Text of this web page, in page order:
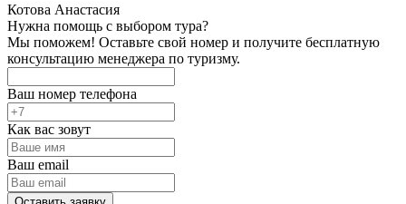
Котова Анастасия
Нужна помощь с выбором тура?
Мы поможем! Оставьте свой номер и получите бесплатную
консультацию менеджера по туризму.
Ваш номер телефона
Как вас зовут
Ваш email